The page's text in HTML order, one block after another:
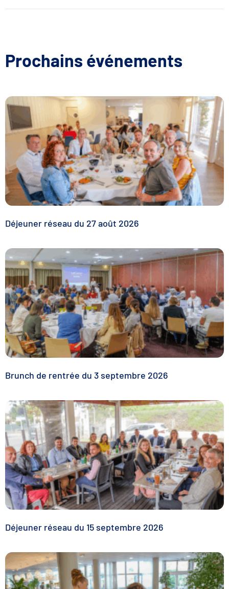
Prochains événements
Déjeuner réseau du 27 août 2026
Brunch de rentrée du 3 septembre 2026
Déjeuner réseau du 15 septembre 2026